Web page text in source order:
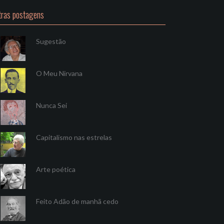
postagens
Sugestão
O Meu Nirvana
Nunca Sei
Capitalismo nas estrelas
Arte poética
Feito Adão de manhã cedo